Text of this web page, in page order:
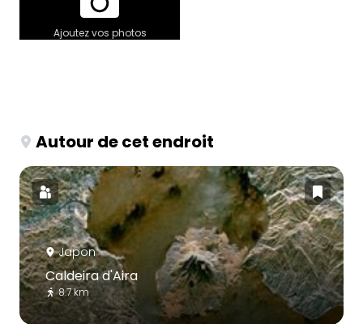
Ajoutez vos photos
Autour de cet endroit
Japon
Caldeira d'Aira
8.7 km